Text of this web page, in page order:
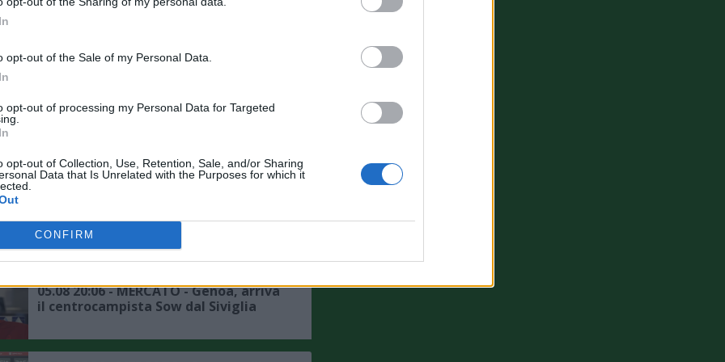
opt-out of the Sale of my Personal Data.
opt-out of processing my Personal Data for Targeted
opt-out of Collection, Use, Retention, Sale, and/or Sharing
Data that Is Unrelated with the Purposes for which it
CONFIRM
05.08 23:50 - MERCATO - Schira: "Il
ma in difesa non ho neanche un
titolare"
"Zeballos continua ad aspettare il
Napoli, si attendono sviluppi, ecco le
ultime"
05.08 20:06 - MERCATO - Genoa, arriva
il centrocampista Sow dal Siviglia